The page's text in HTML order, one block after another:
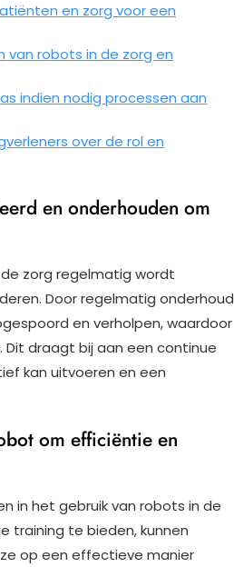
en zorg voor een
robots in de zorg en
indien nodig processen aan
over de rol en
en onderhouden om
zorg regelmatig wordt
Door regelmatig onderhoud
en verholpen, waardoor
draagt bij aan een continue
kan uitvoeren en een
om efficiëntie en
in het gebruik van robots in de
training te bieden, kunnen
op een effectieve manier